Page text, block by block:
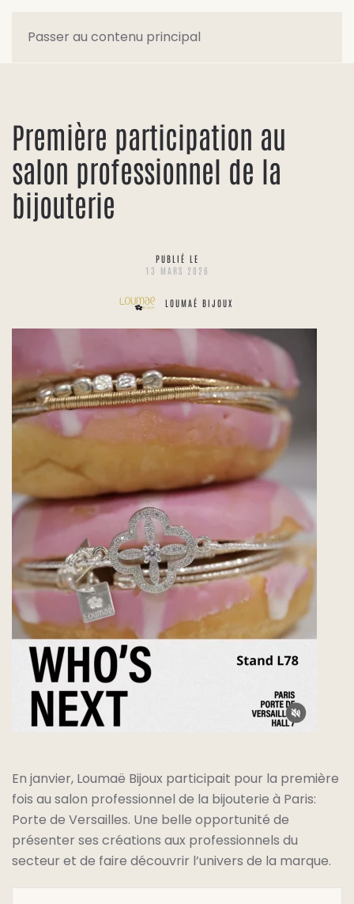
Passer au contenu principal
Première participation au
salon professionnel de la
bijouterie
PUBLIÉ LE
13 MARS 2026
LOUMAÉ BIJOUX
En janvier, Loumaë Bijoux participait pour la première
fois au salon professionnel de la bijouterie à Paris:
Porte de Versailles. Une belle opportunité de
présenter ses créations aux professionnels du
secteur et de faire découvrir l’univers de la marque.